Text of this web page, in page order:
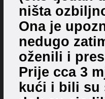
ništa
Ona je
nedugo
oženili i
Prije cca 3
kući i bili su